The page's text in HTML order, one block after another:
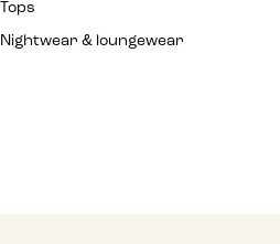
Tops
Nightwear & loungewear